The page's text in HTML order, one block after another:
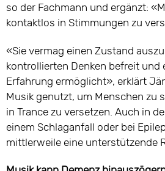
so der Fachmann und ergänzt:
kontaktlos in Stimmungen zu
«Sie vermag einen Zustand
kontrollierten Denken befreit und
Erfahrung ermöglicht», erklärt
Musik genutzt, um Menschen zu
in Trance zu versetzen. Auch in
einem Schlaganfall oder bei
mittlerweile eine unterstützende